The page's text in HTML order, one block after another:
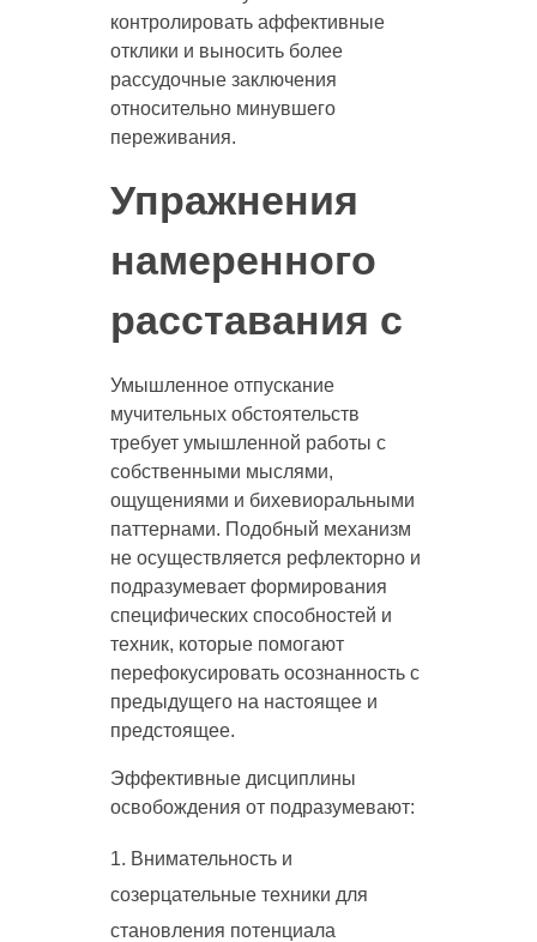
контролировать аффективные
отклики и выносить более
рассудочные заключения
относительно минувшего
переживания.
Упражнения
намеренного
расставания с
Умышленное отпускание
мучительных обстоятельств
требует умышленной работы с
собственными мыслями,
ощущениями и бихевиоральными
паттернами. Подобный механизм
не осуществляется рефлекторно и
подразумевает формирования
специфических способностей и
техник, которые помогают
перефокусировать осознанность с
предыдущего на настоящее и
предстоящее.
Эффективные дисциплины
освобождения от подразумевают:
Внимательность и
созерцательные техники для
становления потенциала